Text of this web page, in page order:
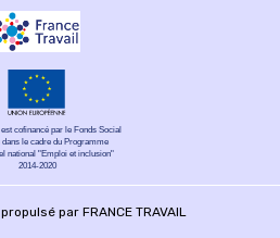
cofinancé par le Fonds Social
dans le cadre du Programme
national "Emploi et inclusion"
2014-2020
par FRANCE TRAVAIL